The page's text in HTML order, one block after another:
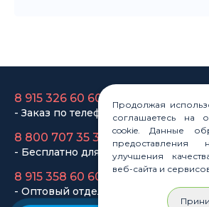
8 915 326 60 60
- Заказ по телефону
8 800 707 35 36
- Бесплатно для регионов
8 915 358 60 60
- Оптовый отдел
Продолжая
соглашаетесь на
cookie. Данные
улучшения
веб-сайта и